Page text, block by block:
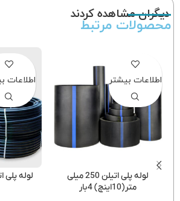
دیگران مشاهده کردند
محصولات مرتبط
لوله پلی اتیلن 250 میلی
متر(10اینچ) 4بار
اطلاعات بیشتر اطلاعات